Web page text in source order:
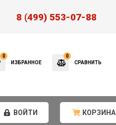
8 (499) 553-07-88
0
ИЗБРАННОЕ
0
СРАВНИТЬ
ВОЙТИ КОРЗИНА